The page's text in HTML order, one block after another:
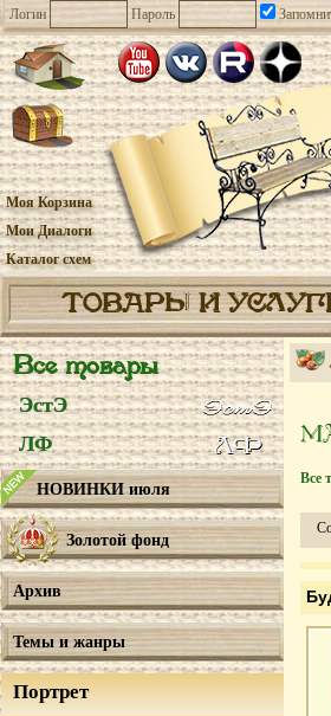
Логин Пароль
Моя Корзина
Мои Диалоги
Каталог схем
ТОВАРЫ И
Все товары
ЭстЭ
ЛФ
НОВИНКИ июля
Золотой фонд
Архив
Темы и жанры
Портрет
Все